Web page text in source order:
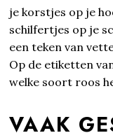
je korstjes op je
schilfertjes op je
een teken van
Op de etiketten
welke soort roos
VAAK